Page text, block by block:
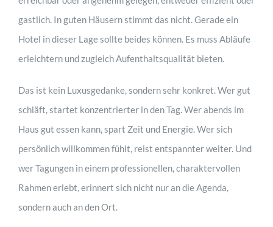
gastlich. In guten Häusern stimmt das nicht. Gerade ein
Hotel in dieser Lage sollte beides können. Es muss Abläufe
erleichtern und zugleich Aufenthaltsqualität bieten.
Das ist kein Luxusgedanke, sondern sehr konkret. Wer gut
schläft, startet konzentrierter in den Tag. Wer abends im
Haus gut essen kann, spart Zeit und Energie. Wer sich
persönlich willkommen fühlt, reist entspannter weiter. Und
wer Tagungen in einem professionellen, charaktervollen
Rahmen erlebt, erinnert sich nicht nur an die Agenda,
sondern auch an den Ort.